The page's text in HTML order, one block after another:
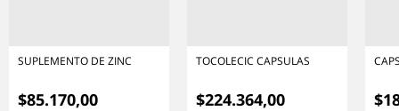
SUPLEMENTO DE ZINC
$85.170,00
TOCOLECIC CAPSULAS
$224.364,00